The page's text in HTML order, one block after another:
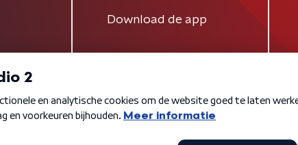
Download de app
Privacybeleid